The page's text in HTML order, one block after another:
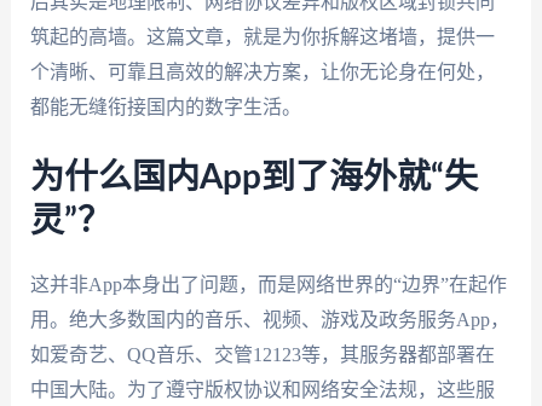
筑起的高墙。这篇文章，就是为你拆解这堵墙，提供一
个清晰、可靠且高效的解决方案，让你无论身在何处，
都能无缝衔接国内的数字生活。
为什么国内App到了海外就“失
灵”？
这并非App本身出了问题，而是网络世界的“边界”在起作
用。绝大多数国内的音乐、视频、游戏及政务服务App，
如爱奇艺、QQ音乐、交管12123等，其服务器都部署在
中国大陆。为了遵守版权协议和网络安全法规，这些服